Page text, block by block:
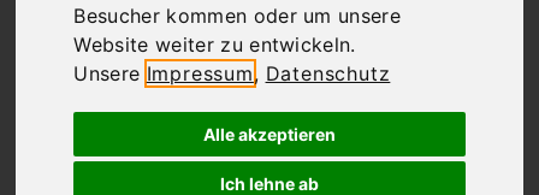
Besucher kommen oder um unsere
Website weiter zu entwickeln.
Unsere Impressum, Datenschutz
Alle akzeptieren
Ich lehne ab